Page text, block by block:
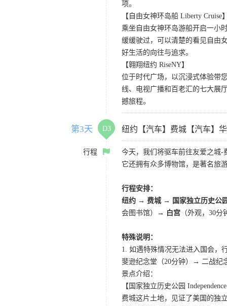
项。
【自由女神环岛船 Liberty Cruise
乘坐自由女神环岛游船开启一小
缓缓驶过，可以清楚的看见自由
好生活的向往与追求。
【翱翔纽约 RiseNY】
位于时代广场，以沉浸式体验带
线、电视广播和百老汇的七大展
撼旅程。
第3天 D3 纽约【汽车】费城【汽车】
行程
今天，我们将驱车前往友爱之城-
它还拥有众多博物馆，是著名旅
行程安排：
纽约 → 费城 → 国家独立历史公
会图书馆）
→ 白宫 （外观，30分
特殊说明：
1. 如遇特殊情况无法进入国会，
斐逊纪念堂（20分钟）→ 二战纪
景点介绍：
【国家独立历史公园
费城这片土地，见证了美国的独